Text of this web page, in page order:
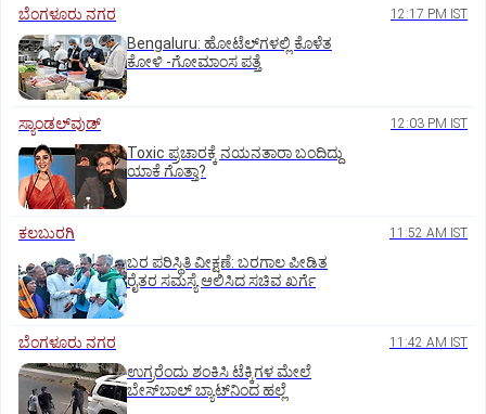
ಬೆಂಗಳೂರು ನಗರ 12:17 PM IST
Bengaluru: ಹೋಟೆಲ್‌ಗ‌ಳಲ್ಲಿ ಕೊಳೆತ
ಕೋಳಿ -ಗೋಮಾಂಸ ಪತ್ತೆ
ಸ್ಯಾಂಡಲ್‌ವುಡ್‌ 12:03 PM IST
Toxic ಪ್ರಚಾರಕ್ಕೆ ನಯನತಾರಾ ಬಂದಿದ್ದು
ಯಾಕೆ ಗೊತ್ತಾ?
ಕಲಬುರಗಿ 11:52 AM IST
ಬರ ಪರಿಸ್ಥಿತಿ ವೀಕ್ಷಣೆ: ಬರಗಾಲ ಪೀಡಿತ
ರೈತರ ಸಮಸ್ಯೆ ಆಲಿಸಿದ ಸಚಿವ ಖರ್ಗೆ
ಬೆಂಗಳೂರು ನಗರ 11:42 AM IST
ಉಗ್ರರೆಂದು ಶಂಕಿಸಿ ಟೆಕ್ಕಿಗಳ ಮೇಲೆ
ಬೇಸ್‌ಬಾಲ್‌ ಬ್ಯಾಟ್‌ನಿಂದ ಹಲ್ಲೆ